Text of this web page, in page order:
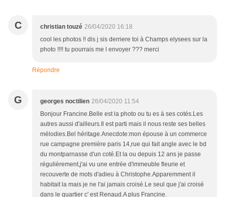
C christian touzé 26/04/2020 16:18
cool les photos !! dis j sis derriere toi à Champs elysees sur la
photo !!!! tu pourrais me l envoyer ??? merci
Répondre
G georges noctilien 26/04/2020 11:54
Bonjour Francine.Belle est la photo ou tu es à ses cotés.Les
autres aussi d'ailleurs.Il est parti mais il nous reste ses belles
mélodies.Bel héritage.Anecdote:mon épouse à un commerce
rue campagne première paris 14,rue qui fait angle avec le bd
du montparnasse d'un coté.Et la ou depuis 12 ans je passe
régulièrement,j'ai vu une entrée d'immeuble fleurie et
recouverte de mots d'adieu à Christophe.Apparemment il
habitait la mais je ne l'ai jamais croisé.Le seul que j'ai croisé
dans le quartier c' est Renaud.A plus Francine.